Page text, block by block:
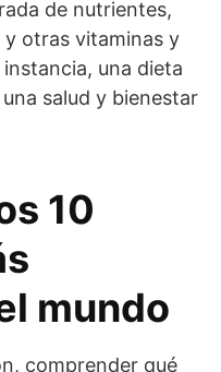
de nutrientes,
otras vitaminas y
una dieta
salud y bienestar
10
mundo
comprender qué